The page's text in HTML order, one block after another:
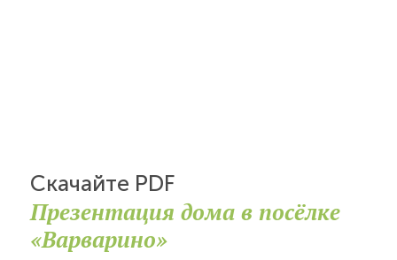
Скачайте PDF
Презентация дома в посёлке
«Варварино»